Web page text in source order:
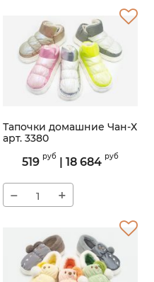
Тапочки домашние Чан-Х
арт. 3380
3380
519 руб | 18 684 руб
− +